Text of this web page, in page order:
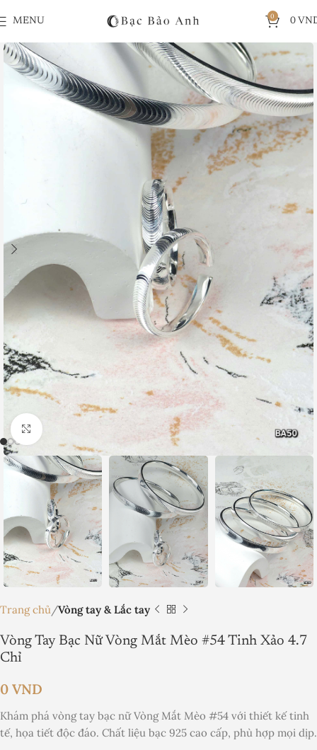
MENU
0
0
Nhấp để phóng to
Trang chủ Vòng tay & Lắc tay
Vòng Tay Bạc Nữ Vòng Mắt Mèo #54 Tinh Xảo 4.7
Chỉ
0 VND
Khám phá vòng tay bạc nữ Vòng Mắt Mèo #54 với thiết kế tinh
tế, họa tiết độc đáo. Chất liệu bạc 925 cao cấp, phù hợp mọi dịp.